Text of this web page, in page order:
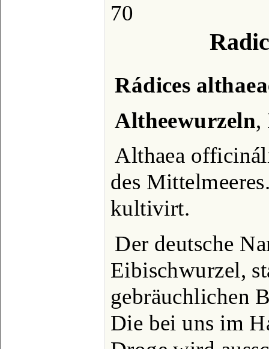
70
Rádices
Altheewurzeln,
Althaea
des
kultivirt.
Der deutsche
Eibischwurzel,
gebräuchlichen
Die bei uns im